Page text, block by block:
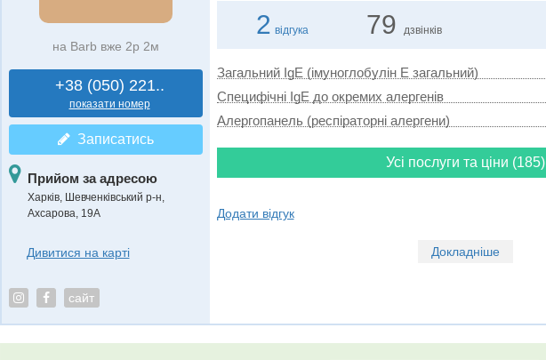
на Barb вже 2р 2м
+38 (050) 221..
показати номер
Записатись
Прийом за адресою
Харків, Шевченківський р-н,
Ахсарова, 19А
Дивитися на карті
сайт
2 відгука 79 дзвінків
Загальний IgE (імуноглобулін E загальний)
Специфічні IgE до окремих алергенів
Алергопанель (респіраторні алергени)
Усі послуги та ціни (185)
Додати відгук
Докладніше